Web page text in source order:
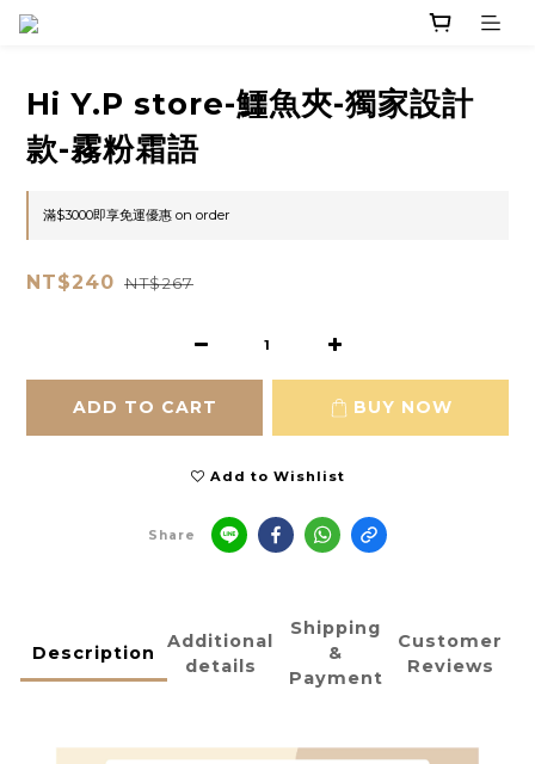
Hi Y.P store-鱷魚夾-獨家設計
款-霧粉霜語
滿$3000即享免運優惠 on order
NT$240 NT$267
ADD TO CART BUY NOW
Add to Wishlist
Share
Description
Additional
details
Shipping
&
Payment
Customer
Reviews